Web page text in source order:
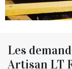
Les
Artisan LT